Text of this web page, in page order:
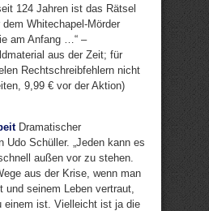
124 Jahren ist das Rätsel
Whitechapel-Mörder
am Anfang …“ –
aus der Zeit; für
Rechtschreibfehlern nicht
9,99 € vor der Aktion)
Dramatischer
Udo Schüller. „Jeden kann es
außen vor zu stehen.
aus der Krise, wenn man
und seinem Leben vertraut,
einem ist. Vielleicht ist ja die